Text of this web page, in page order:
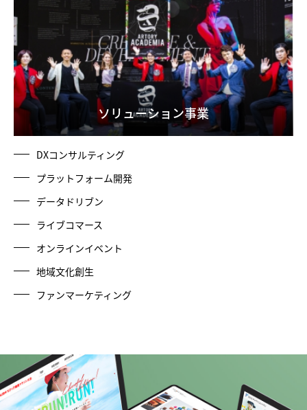
ソリューション事業
DXコンサルティング
プラットフォーム開発
データドリブン
ライブコマース
オンラインイベント
地域文化創生
ファンマーケティング